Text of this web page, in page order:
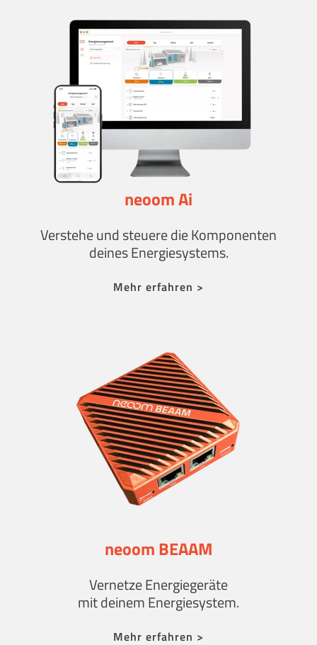
neoom Ai
Verstehe und steuere die Komponenten
deines Energiesystems.
Mehr erfahren >
neoom BEAAM
Vernetze Energie­geräte
mit deinem Energiesystem.
Mehr erfahren >